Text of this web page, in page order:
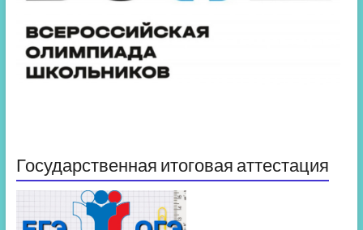
Государственная итоговая аттестация